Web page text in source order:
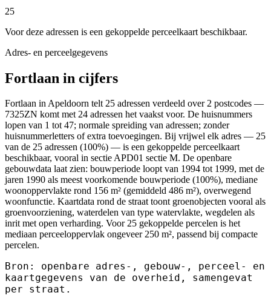
25
Voor deze adressen is een gekoppelde perceelkaart beschikbaar.
Adres- en perceelgegevens
Fortlaan in cijfers
Fortlaan in Apeldoorn telt 25 adressen verdeeld over 2 postcodes —
7325ZN komt met 24 adressen het vaakst voor. De huisnummers
lopen van 1 tot 47; normale spreiding van adressen; zonder
huisnummerletters of extra toevoegingen. Bij vrijwel elk adres — 25
van de 25 adressen (100%) — is een gekoppelde perceelkaart
beschikbaar, vooral in sectie APD01 sectie M. De openbare
gebouwdata laat zien: bouwperiode loopt van 1994 tot 1999, met de
jaren 1990 als meest voorkomende bouwperiode (100%), mediane
woonoppervlakte rond 156 m² (gemiddeld 486 m²), overwegend
woonfunctie. Kaartdata rond de straat toont groenobjecten vooral als
groenvoorziening, waterdelen van type watervlakte, wegdelen als
inrit met open verharding. Voor 25 gekoppelde percelen is het
mediaan perceeloppervlak ongeveer 250 m², passend bij compacte
percelen.
Bron: openbare adres-, gebouw-, perceel- en
kaartgegevens van de overheid, samengevat
per straat.